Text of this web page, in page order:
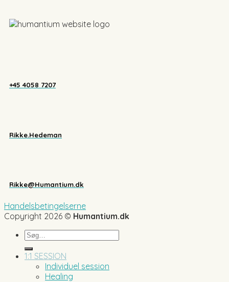
+45 4058 7207
Rikke.Hedeman
Rikke@Humantium.dk
Handelsbetingelserne
Copyright 2026 © Humantium.dk
Søg
efter:
1:1 SESSION
Individuel session
Healing